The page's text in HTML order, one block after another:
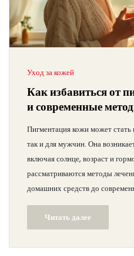
Уход за кожей
Как избавиться от
и современные
Пигментация кожи может
так и для мужчин. Она
включая солнце, возраст и
рассматриваются методы
домашних средств до
процедур. Также приводятся
пигментации и способы
кожи.
Читать далее